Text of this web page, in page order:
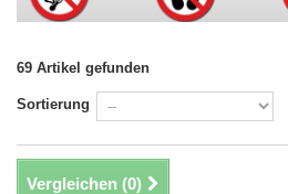
69 Artikel gefunden
Sortierung
Vergleichen (0)